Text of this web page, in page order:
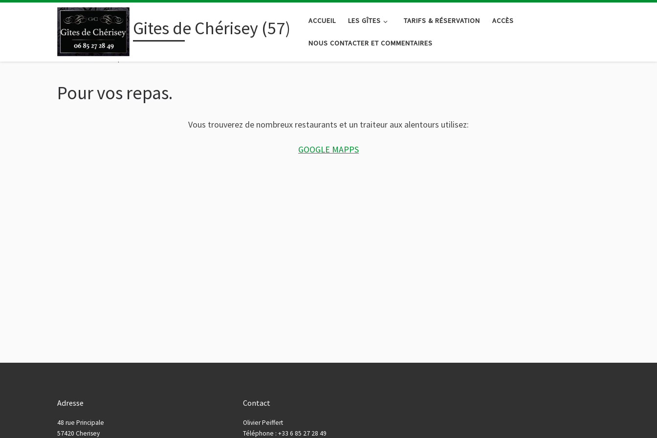
Gites de Chérisey (57) ACCUEIL LES GÎTES TARIFS & RÉSERVATION ACCÈS
NOUS CONTACTER ET COMMENTAIRES
Accueil»Pour vos repas.
Pour vos repas.
Vous trouverez de nombreux restaurants et un traiteur aux alentours utilisez:
GOOGLE MAPPS
Adresse
48 rue Principale
57420 Cherisey
Contact
Olivier Peiffert
Téléphone : +33 6 85 27 28 49